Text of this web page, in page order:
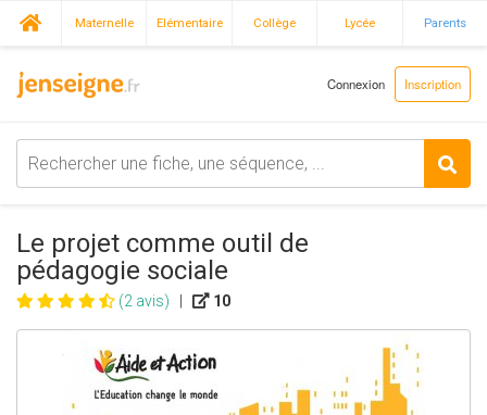
Maternelle Elémentaire Collège Lycée Parents
Connexion Inscription
Le projet comme outil de
pédagogie sociale
(2 avis) 10